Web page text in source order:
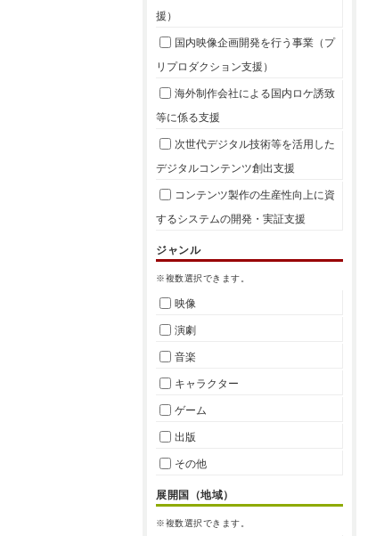
援）
国内映像企画開発を行う事業（プ
リプロダクション支援）
海外制作会社による国内ロケ誘致
等に係る支援
次世代デジタル技術等を活用した
デジタルコンテンツ創出支援
コンテンツ製作の生産性向上に資
するシステムの開発・実証支援
ジャンル
※複数選択できます。
映像
演劇
音楽
キャラクター
ゲーム
出版
その他
展開国（地域）
※複数選択できます。